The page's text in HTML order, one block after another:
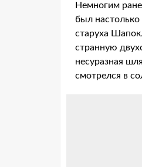
Немногим
был
старуха
странную
несуразная
смотрелся в